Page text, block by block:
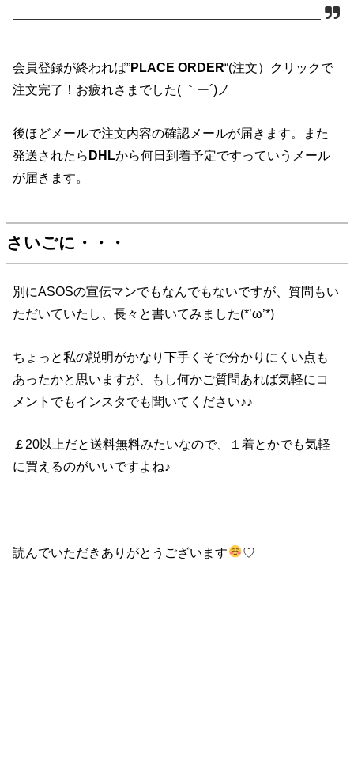
会員登録が終われば”PLACE ORDER“(注文）クリックで
注文完了！お疲れさまでした( ｀ー´)ノ
後ほどメールで注文内容の確認メールが届きます。また
発送されたらDHLから何日到着予定ですっていうメール
が届きます。
さいごに・・・
別にASOSの宣伝マンでもなんでもないですが、質問もい
ただいていたし、長々と書いてみました(*’ω’*)
ちょっと私の説明がかなり下手くそで分かりにくい点も
あったかと思いますが、もし何かご質問あれば気軽にコ
メントでもインスタでも聞いてください♪♪
￡20以上だと送料無料みたいなので、１着とかでも気軽
に買えるのがいいですよね♪
読んでいただきありがとうございます ♡